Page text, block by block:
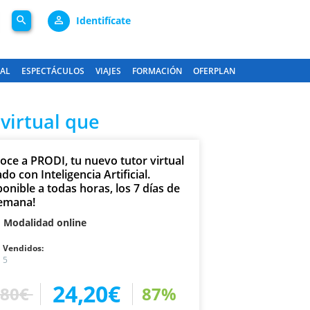
search person_outline Identifícate
ESPECTÁCULOS VIAJES FORMACIÓN OFERPLAN
que
a PRODI, tu nuevo tutor virtual
con Inteligencia Artificial.
a todas horas, los 7 días de
Modalidad online
Vendidos:
5
24,20€ 87%